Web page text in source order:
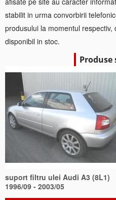
stabilit in urma convorbirii
produsului la momentul
disponibil in stoc.
suport filtru ulei Audi A3 (8L1)
1996/09 - 2003/05